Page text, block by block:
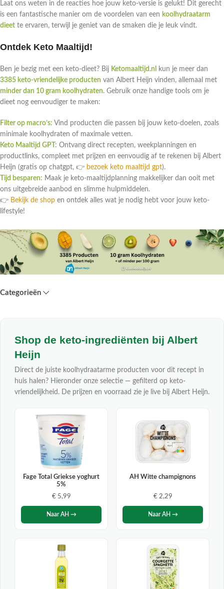
Laat ons weten in de reacties hoe jouw keto-versie is gelukt! Dit gerecht
is een fantastische manier om de voordelen van een koolhydraatarm
dieet te ervaren, terwijl je geniet van de smaken die je leuk vindt.
Ontdek Keto Maaltijd!
Ben je bezig met een keto-dieet? Bij Ketomaaltijd.nl
kun je meer dan
3385 keto-vriendelijke producten van Albert Heijn vinden, allemaal met
minder dan 10 gram koolhydraten. Gebruik onze handige tools om je
dieet nog eenvoudiger te maken:
Filter op macro’s: Vind producten die passen bij jouw keto-doelen, zoals
minimale koolhydraten of maximale vetten.
Keto Maaltijd GPT: Ontvang direct recepten, weekplanningen en
productlinks, compleet met prijzen en eenvoudig af te rekenen bij Albert
Heijn (gratis op chatgpt, 👉 bezoek keto maaltijd gpt).
Tijd besparen: Maak je keto-maaltijdplanning makkelijker dan ooit met
ons uitgebreide aanbod en slimme hulpmiddelen.
👉 Bekijk de shop en ontdek alles wat je nodig hebt voor jouw keto-
lifestyle!
Categorieën
Shop de keto-ingrediënten bij Albert
Heijn
Direct de juiste koolhydraatarme producten voor dit recept in
huis halen? Hieronder onze selectie — gefilterd op keto-
vriendelijkheid. De prijzen en voorraad zie je live bij Albert Heijn.
Fage Total Griekse yoghurt
5%
€ 5,99
Naar AH →
AH Witte champignons
€ 2,29
Naar AH →